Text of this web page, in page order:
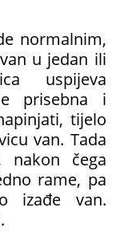
normalnim,
u jedan ili
uspijeva
prisebna i
tijelo
van. Tada
nakon čega
rame, pa
izađe van.